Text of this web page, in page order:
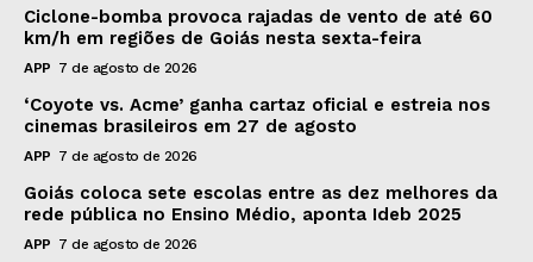
Ciclone-bomba provoca rajadas de vento de até 60
km/h em regiões de Goiás nesta sexta-feira
APP 7 de agosto de 2026
‘Coyote vs. Acme’ ganha cartaz oficial e estreia nos
cinemas brasileiros em 27 de agosto
APP 7 de agosto de 2026
Goiás coloca sete escolas entre as dez melhores da
rede pública no Ensino Médio, aponta Ideb 2025
APP 7 de agosto de 2026